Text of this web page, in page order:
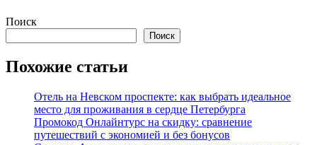
Перейти
содержимому
Поиск
Поиск
Похожие статьи
Отель на Невском проспекте: как выбрать идеальное
место для проживания в сердце Петербурга
Промокод Онлайнтурс на скидку: сравнение
путешествий с экономией и без бонусов